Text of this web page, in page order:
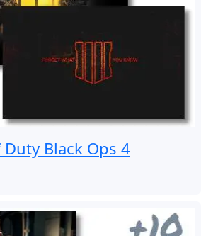
Duty Black Ops 4